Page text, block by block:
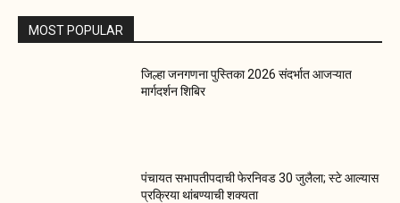
MOST POPULAR
जिल्हा जनगणना पुस्तिका 2026 संदर्भात आजऱ्यात
मार्गदर्शन शिबिर
पंचायत सभापतीपदाची फेरनिवड 30 जुलैला; स्टे आल्यास
प्रक्रिया थांबण्याची शक्यता